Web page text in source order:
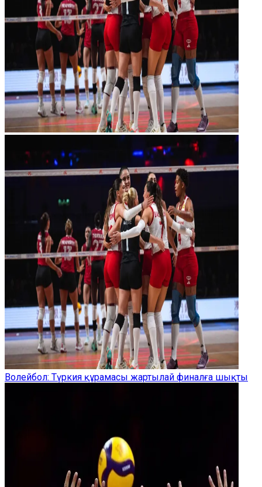
Волейбол: Түркия құрамасы жартылай финалға шықты